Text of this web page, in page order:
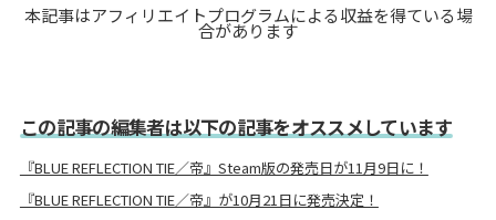
本記事はアフィリエイトプログラムによる収益を得ている場
合があります
この記事の編集者は以下の記事をオススメしています
『BLUE REFLECTION TIE／帝』Steam版の発売日が11月9日に！
『BLUE REFLECTION TIE／帝』が10月21日に発売決定！